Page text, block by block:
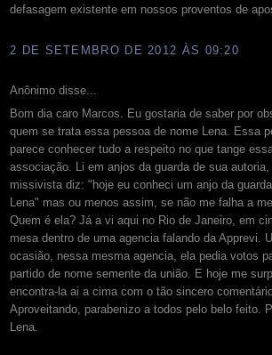
defasagem existente em nossos proventos de
2 DE SETEMBRO DE 2012 ÀS 09:20
Anônimo disse...
Bom dia caro Marcos. Eu gostaria de saber por
quem se trata essa pessoa de nome Lena. Essa
parece conhecer tudo a respeito no que tange
associação. Li em anjos da guarda de sua
missivista diz: "hoje eu conheci um anjo da
Lena" mas ou menos assim, se não me falha a
Quem é ela? Já a vi aqui no Rio de Janeiro, em
mesa dentro de uma agencia falando da Apprevi.
ocasião, nessa mesma agencia, ela pedia votos
partido de nome semente da união. E hoje me
encontra-la ai a cima com o tão sincero
Aproveitando, parabenizo a todos pelo belo feito.
Lena.